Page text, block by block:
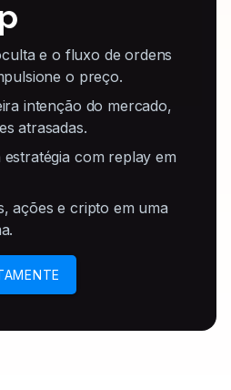
e o fluxo de ordens
o preço.
intenção do mercado,
atrasadas.
com replay em
ações e cripto em uma